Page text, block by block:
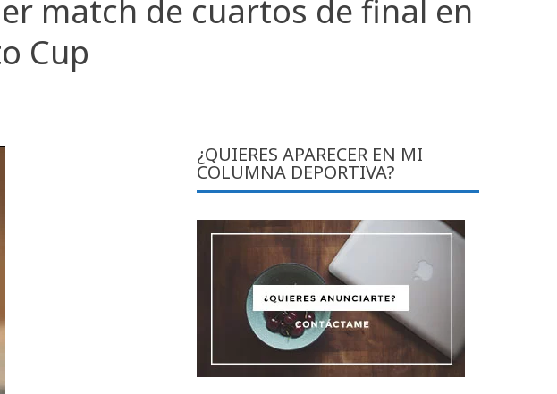
match de cuartos de final en
Cup
¿QUIERES APARECER EN MI
COLUMNA DEPORTIVA?